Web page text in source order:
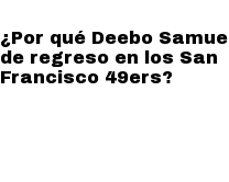
¿Por qué Deebo
de regreso en los San
Francisco 49ers?